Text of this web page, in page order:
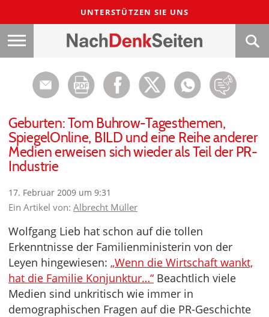
UNTERSTÜTZEN SIE UNS
Geburten: Tom Buhrow-Tagesthemen,
SpiegelOnline, BILD und eine Reihe anderer
Medien erweisen sich wieder als Teil der PR-
Industrie
17. Februar 2009 um 9:31
Ein Artikel von: Albrecht Müller
Wolfgang Lieb hat schon auf die tollen
Erkenntnisse der Familienministerin von der
Leyen hingewiesen: „Wenn die Wirtschaft wankt,
hat die Familie Konjunktur…“ Beachtlich viele
Medien sind unkritisch wie immer in
demographischen Fragen auf die PR-Geschichte